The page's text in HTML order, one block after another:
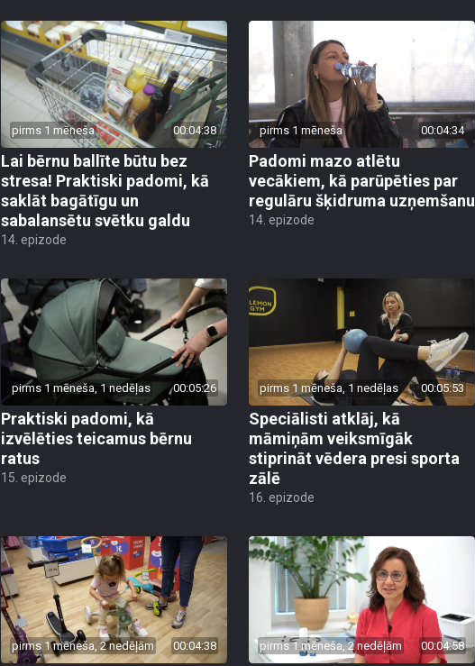
pirms 1 mēneša 00:04:38
Lai bērnu ballīte būtu bez
stresa! Praktiski padomi, kā
saklāt bagātīgu un
sabalansētu svētku galdu
14. epizode
pirms 1 mēneša 00:04:34
Padomi mazo atlētu
vecākiem, kā parūpēties par
regulāru šķidruma uzņemšanu
14. epizode
pirms 1 mēneša, 1 nedēļas 00:05:26
Praktiski padomi, kā
izvēlēties teicamus bērnu
ratus
15. epizode
pirms 1 mēneša, 1 nedēļas 00:05:53
Speciālisti atklāj, kā
māmiņām veiksmīgāk
stiprināt vēdera presi sporta
zālē
16. epizode
pirms 1 mēneša, 2 nedēļām 00:04:38 pirms 1 mēneša, 2 nedēļām 00:04:58